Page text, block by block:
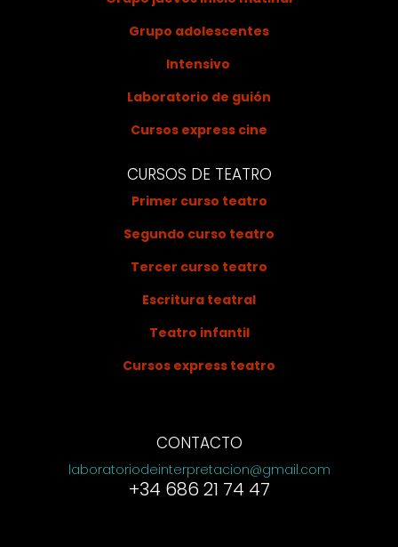
Grupo adolescentes
Intensivo
Laboratorio de guión
Cursos express cine
CURSOS DE TEATRO
Primer curso teatro
Segundo curso teatro
Tercer curso teatro
Escritura teatral
Teatro infantil
Cursos express teatro
CONTACTO
laboratoriodeinterpretacion@gmail.com
+34 686 21 74 47